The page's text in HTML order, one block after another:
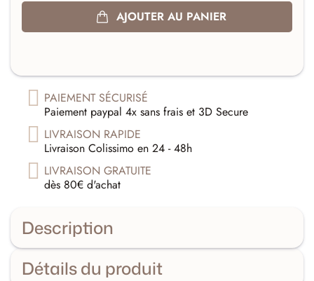
AJOUTER AU PANIER
PAIEMENT SÉCURISÉ
Paiement paypal 4x sans frais et 3D Secure
LIVRAISON RAPIDE
Livraison Colissimo en 24 - 48h
LIVRAISON GRATUITE
dès 80€ d'achat
Description
Détails du produit